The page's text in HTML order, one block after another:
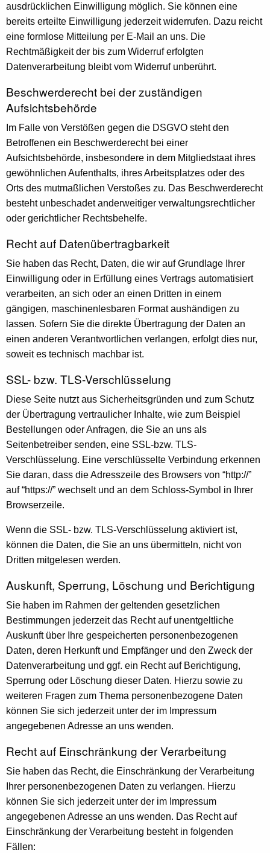
ausdrücklichen Einwilligung möglich. Sie können eine
bereits erteilte Einwilligung jederzeit widerrufen. Dazu reicht
eine formlose Mitteilung per E-Mail an uns. Die
Rechtmäßigkeit der bis zum Widerruf erfolgten
Datenverarbeitung bleibt vom Widerruf unberührt.
Beschwerderecht bei der zuständigen
Aufsichtsbehörde
Im Falle von Verstößen gegen die DSGVO steht den
Betroffenen ein Beschwerderecht bei einer
Aufsichtsbehörde, insbesondere in dem Mitgliedstaat ihres
gewöhnlichen Aufenthalts, ihres Arbeitsplatzes oder des
Orts des mutmaßlichen Verstoßes zu. Das Beschwerderecht
besteht unbeschadet anderweitiger verwaltungsrechtlicher
oder gerichtlicher Rechtsbehelfe.
Recht auf Datenübertragbarkeit
Sie haben das Recht, Daten, die wir auf Grundlage Ihrer
Einwilligung oder in Erfüllung eines Vertrags automatisiert
verarbeiten, an sich oder an einen Dritten in einem
gängigen, maschinenlesbaren Format aushändigen zu
lassen. Sofern Sie die direkte Übertragung der Daten an
einen anderen Verantwortlichen verlangen, erfolgt dies nur,
soweit es technisch machbar ist.
SSL- bzw. TLS-Verschlüsselung
Diese Seite nutzt aus Sicherheitsgründen und zum Schutz
der Übertragung vertraulicher Inhalte, wie zum Beispiel
Bestellungen oder Anfragen, die Sie an uns als
Seitenbetreiber senden, eine SSL-bzw. TLS-
Verschlüsselung. Eine verschlüsselte Verbindung erkennen
Sie daran, dass die Adresszeile des Browsers von “http://”
auf “https://” wechselt und an dem Schloss-Symbol in Ihrer
Browserzeile.
Wenn die SSL- bzw. TLS-Verschlüsselung aktiviert ist,
können die Daten, die Sie an uns übermitteln, nicht von
Dritten mitgelesen werden.
Auskunft, Sperrung, Löschung und Berichtigung
Sie haben im Rahmen der geltenden gesetzlichen
Bestimmungen jederzeit das Recht auf unentgeltliche
Auskunft über Ihre gespeicherten personenbezogenen
Daten, deren Herkunft und Empfänger und den Zweck der
Datenverarbeitung und ggf. ein Recht auf Berichtigung,
Sperrung oder Löschung dieser Daten. Hierzu sowie zu
weiteren Fragen zum Thema personenbezogene Daten
können Sie sich jederzeit unter der im Impressum
angegebenen Adresse an uns wenden.
Recht auf Einschränkung der Verarbeitung
Sie haben das Recht, die Einschränkung der Verarbeitung
Ihrer personenbezogenen Daten zu verlangen. Hierzu
können Sie sich jederzeit unter der im Impressum
angegebenen Adresse an uns wenden. Das Recht auf
Einschränkung der Verarbeitung besteht in folgenden
Fällen: